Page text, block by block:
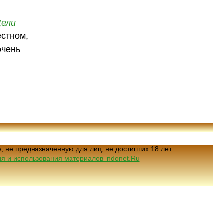
предназначенную для лиц, не достигших 18 лет.
и использования материалов Indonet.Ru